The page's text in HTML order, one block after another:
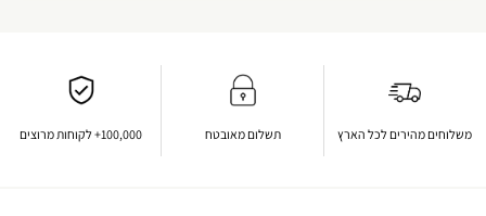
משלוחים מהירים לכל הארץ תשלום מאובטח 100,000+ לקוחות מרוצים